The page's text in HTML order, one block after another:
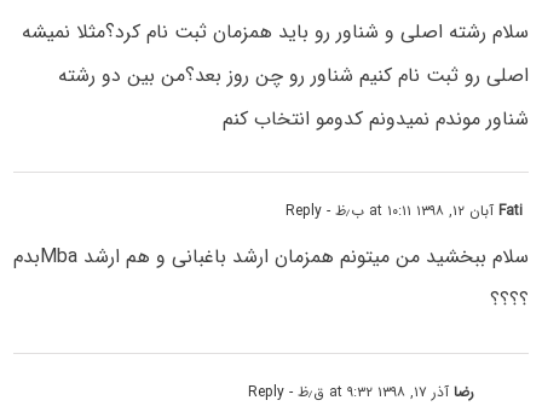
سلام رشته اصلی و شناور رو باید همزمان ثبت نام کرد؟مثلا نمیشه
اصلی رو ثبت نام کنیم شناور رو چن روز بعد؟من بین دو رشته
شناور موندم نمیدونم کدومو انتخاب کنم
Fatiآبان ۱۲, ۱۳۹۸ at ۱۰:۱۱ ب٫ظ - Reply
سلام ببخشید من میتونم همزمان ارشد باغبانی و هم ارشد Mbaبدم
؟؟؟؟
رضاآذر ۱۷, ۱۳۹۸ at ۹:۳۲ ق٫ظ - Reply